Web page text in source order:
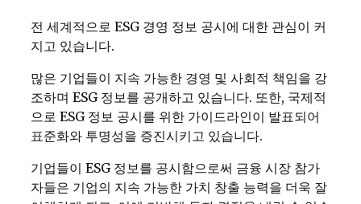
전 세계적으로 ESG 경영 정보 공시에 대한 관심이 커
지고 있습니다.
많은 기업들이 지속 가능한 경영 및 사회적 책임을 강
조하며 ESG 정보를 공개하고 있습니다. 또한, 국제적
으로 ESG 정보 공시를 위한 가이드라인이 발표되어
표준화와 투명성을 증진시키고 있습니다.
기업들이 ESG 정보를 공시함으로써 금융 시장 참가
자들은 기업의 지속 가능한 가치 창출 능력을 더욱 잘